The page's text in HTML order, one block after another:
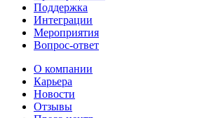
Поддержка
Интеграции
Мероприятия
Вопрос-ответ
О компании
Карьера
Новости
Отзывы